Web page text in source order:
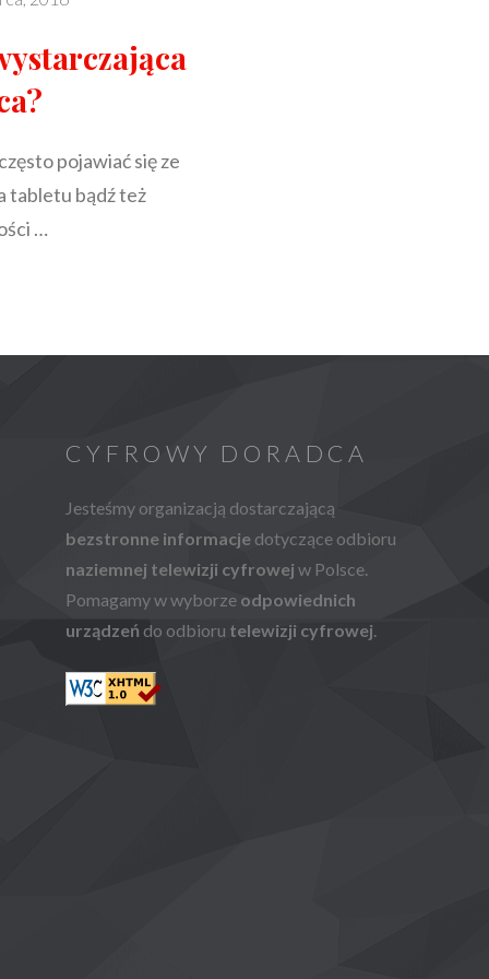
pojawiać się ze
tabletu bądź też
…
CYFROWY DORADCA
Jesteśmy organizacją dostarczającą
bezstronne informacjedotyczące odbioru
naziemnej telewizji cyfrowej w Polsce.
Pomagamy w wyborze odpowiednich
urządzeń do odbioru telewizji cyfrowej.